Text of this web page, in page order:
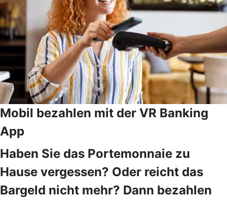
Mobil bezahlen mit der VR Banking
App
Haben Sie das Portemonnaie zu
Hause vergessen? Oder reicht das
Bargeld nicht mehr? Dann bezahlen